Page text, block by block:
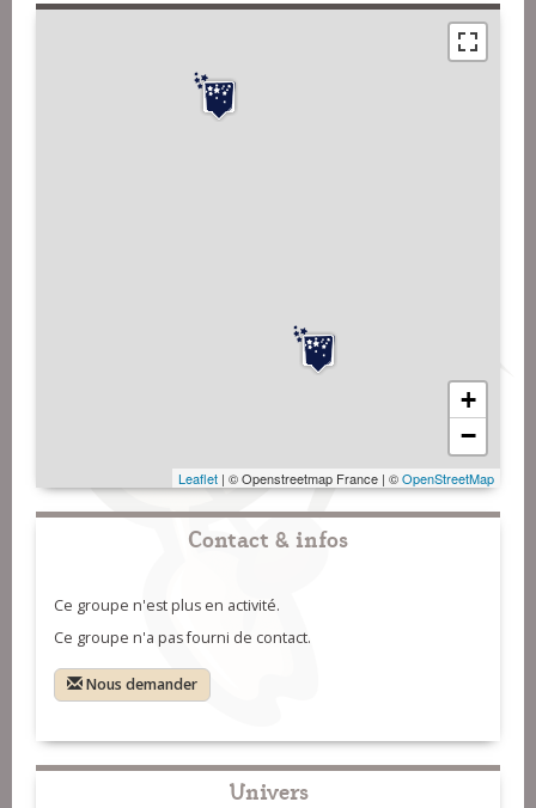
+
−
Leaflet | © Openstreetmap France | ©OpenStreetMap
Contact & infos
Ce groupe n'est plus en activité.
Ce groupe n'a pas fourni de contact.
Nous demander
Univers